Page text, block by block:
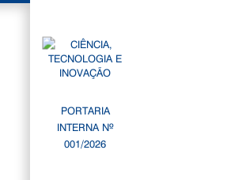
PORTARIA
INTERNA Nº
001/2026